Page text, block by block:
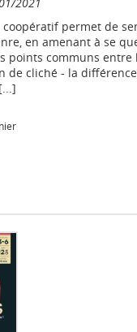
coopératif permet de
en amenant à se
points communs entre
de cliché - la